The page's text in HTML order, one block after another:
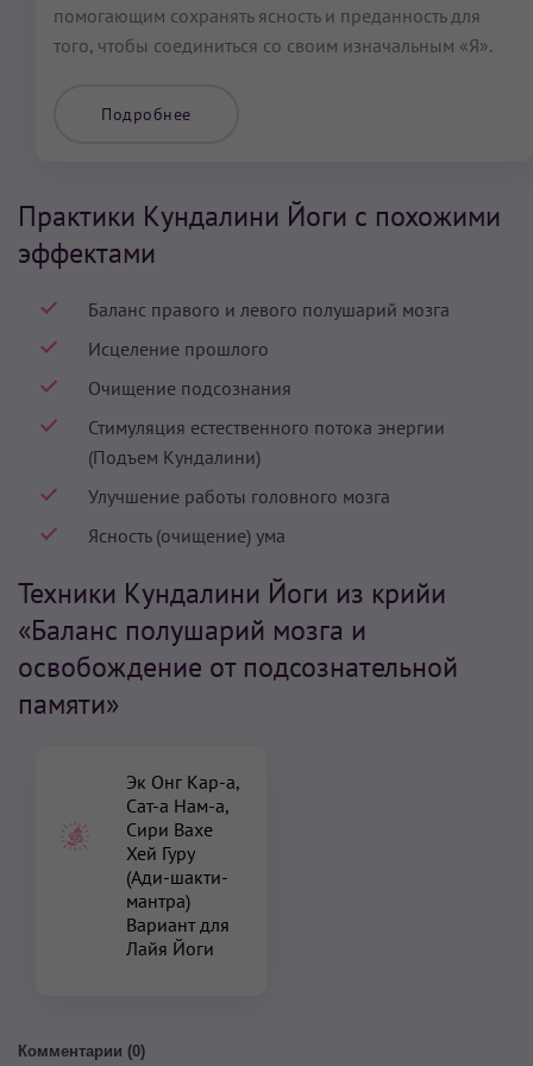
помогающим сохранять ясность и преданность для
того, чтобы соединиться со своим изначальным «Я».
Подробнее
Практики Кундалини Йоги с похожими
эффектами
Баланс правого и левого полушарий мозга
Исцеление прошлого
Очищение подсознания
Стимуляция естественного потока энергии
(Подъем Кундалини)
Улучшение работы головного мозга
Ясность (очищение) ума
Техники Кундалини Йоги из крийи
«Баланс полушарий мозга и
освобождение от подсознательной
памяти»
Эк Онг Кар-а,
Сат-а Нам-а,
Сири Вахе
Хей Гуру
(Ади-шакти-
мантра)
Вариант для
Лайя Йоги
Комментарии (0)